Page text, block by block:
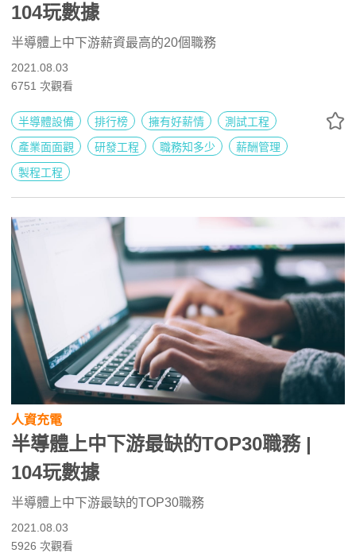
104玩數據
半導體上中下游薪資最高的20個職務
2021.08.03
6751 次觀看
半導體設備 排行榜 擁有好薪情
測試工程
產業面面觀
研發工程 職務知多少
薪酬管理
製程工程
人資充電
半導體上中下游最缺的TOP30職務 |
104玩數據
半導體上中下游最缺的TOP30職務
2021.08.03
5926 次觀看